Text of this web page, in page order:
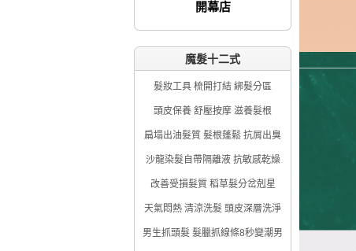
開幕店
魔髮十二式
髮妝工具 梳開打結 綁髮分區
頭皮保養 舒壓按摩 滋養髮根
扁塌出油髮質 髮根蓬鬆 抗屑出臭
沙龍染髮自帶隔離液 抗敏感乾燥
改善受損髮質 稻草髮分岔剋星
天氣悶熱 清涼洗髮 頭皮深層洗淨
男生抓頭髮 髮臘抓線條8秒變潮男